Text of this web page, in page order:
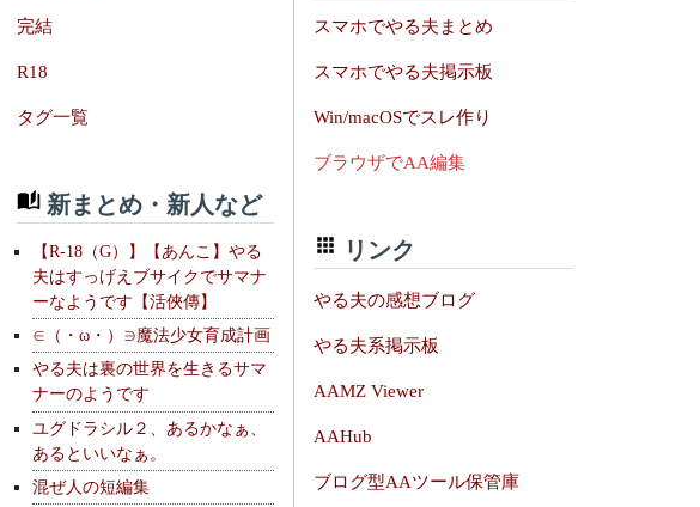
完結
R18
タグ一覧
新まとめ・新人など
【R-18（G）】【あんこ】やる
夫はすっげえブサイクでサマナ
ーなようです【活俠傳】
∈（・ω・）∋魔法少女育成計画
やる夫は裏の世界を生きるサマ
ナーのようです
ユグドラシル２、あるかなぁ、
あるといいなぁ。
混ぜ人の短編集
スマホでやる夫まとめ
スマホでやる夫掲示板
Win/macOSでスレ作り
ブラウザでAA編集
リンク
やる夫の感想ブログ
やる夫系掲示板
AAMZ Viewer
AAHub
ブログ型AAツール保管庫